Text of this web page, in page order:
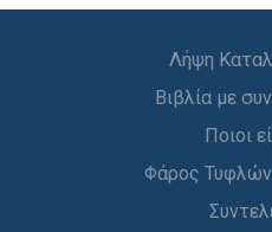
Λήψη
Βιβλία με
Ποιοι
Φάρος